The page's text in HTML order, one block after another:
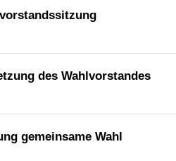
des Wahlvorstandes
gemeinsame Wahl